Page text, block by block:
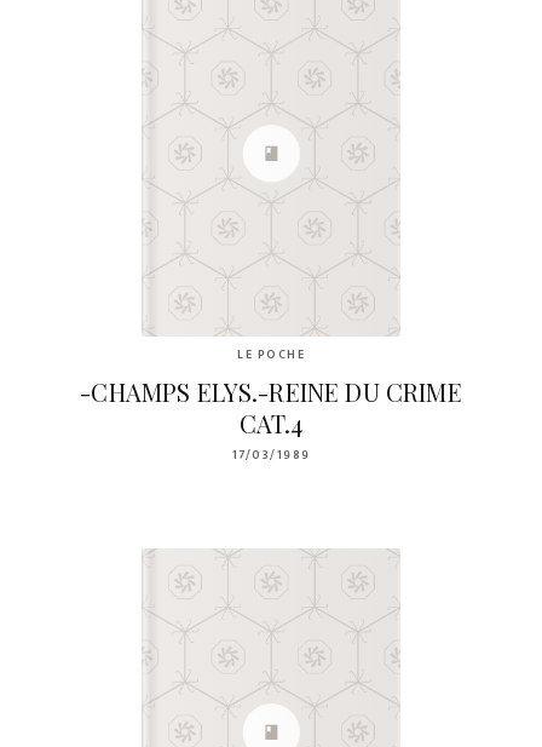
LE POCHE
-CHAMPS ELYS.-REINE DU CRIME
CAT.4
17/03/1989